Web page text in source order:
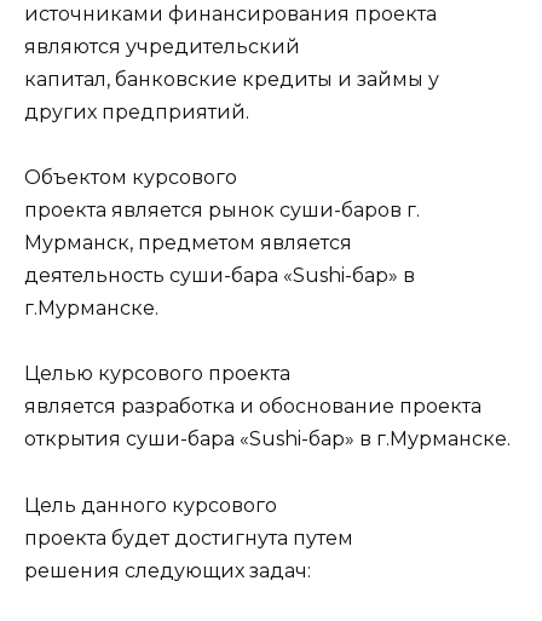
источниками финансирования проекта
являются учредительский
капитал, банковские кредиты и займы у
других предприятий.
Объектом курсового
проекта является рынок суши-баров г.
Мурманск, предметом является
деятельность суши-бара «Sushi-бар» в
г.Мурманске.
Целью курсового проекта
является разработка и обоснование проекта
открытия суши-бара «Sushi-бар» в г.Мурманске.
Цель данного курсового
проекта будет достигнута путем
решения следующих задач: